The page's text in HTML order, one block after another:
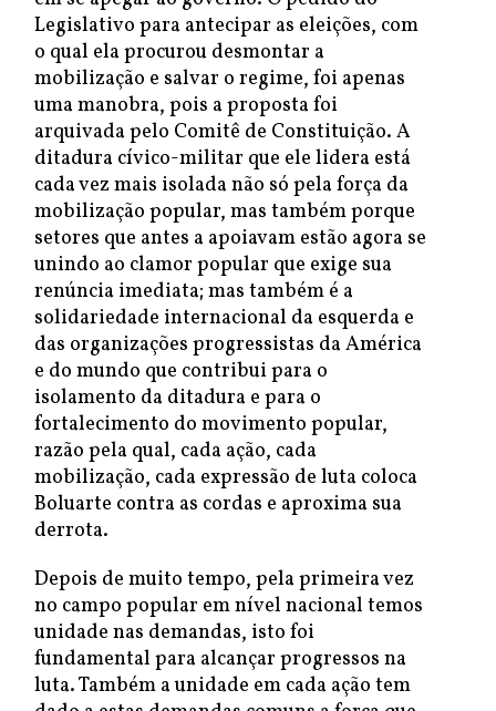
Legislativo para antecipar as eleições, com
o qual ela procurou desmontar a
mobilização e salvar o regime, foi apenas
uma manobra, pois a proposta foi
arquivada pelo Comitê de Constituição. A
ditadura cívico-militar que ele lidera está
cada vez mais isolada não só pela força da
mobilização popular, mas também porque
setores que antes a apoiavam estão agora se
unindo ao clamor popular que exige sua
renúncia imediata; mas também é a
solidariedade internacional da esquerda e
das organizações progressistas da América
e do mundo que contribui para o
isolamento da ditadura e para o
fortalecimento do movimento popular,
razão pela qual, cada ação, cada
mobilização, cada expressão de luta coloca
Boluarte contra as cordas e aproxima sua
derrota.
Depois de muito tempo, pela primeira vez
no campo popular em nível nacional temos
unidade nas demandas, isto foi
fundamental para alcançar progressos na
luta. Também a unidade em cada ação tem